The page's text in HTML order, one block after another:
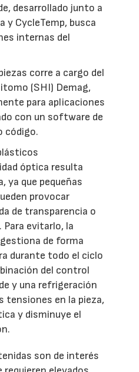
desarrollado junto a
CycleTemp, busca
internas del
corre a cargo del
(SHI) Demag,
para aplicaciones
con un software de
código.
óptica resulta
ya que pequeñas
provocar
de transparencia o
evitarlo, la
de forma
durante todo el ciclo
del control
y una refrigeración
tensiones en la pieza,
y disminuye el
son de interés